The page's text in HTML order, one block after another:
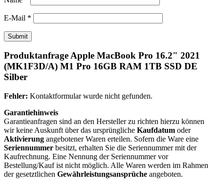
E-Mail *
Produktanfrage Apple MacBook Pro 16.2" 2021
(MK1F3D/A) M1 Pro 16GB RAM 1TB SSD DE
Silber
Fehler: Kontaktformular wurde nicht gefunden.
Garantiehinweis
Garantieanfragen sind an den Hersteller zu richten hierzu können
wir keine Auskunft über das ursprüngliche Kaufdatum oder
Aktivierung angebotener Waren erteilen. Sofern die Ware eine
Seriennummer besitzt, erhalten Sie die Seriennummer mit der
Kaufrechnung. Eine Nennung der Seriennummer vor
Bestellung/Kauf ist nicht möglich. Alle Waren werden im Rahmen
der gesetztlichen Gewährleistungsansprüche angeboten.